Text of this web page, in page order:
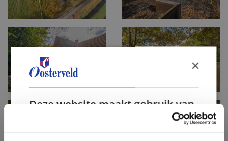
Aankoop
Zoekopdracht
Verkoop
Verkoop woning
Verkoop bedrijfsonroerendgoed
×
Deze website maakt gebruik van